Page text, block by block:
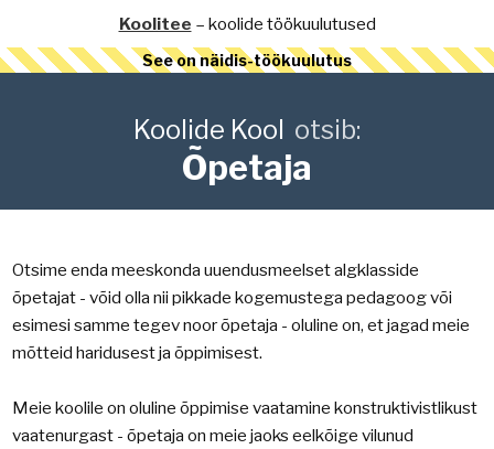
Koolitee – koolide töökuulutused
See on näidis-töökuulutus
Koolide Kool otsib:
Õpetaja
Otsime enda meeskonda uuendusmeelset algklasside
õpetajat - võid olla nii pikkade kogemustega pedagoog või
esimesi samme tegev noor õpetaja - oluline on, et jagad meie
mõtteid haridusest ja õppimisest.
Meie koolile on oluline õppimise vaatamine konstruktivistlikust
vaatenurgast - õpetaja on meie jaoks eelkõige vilunud